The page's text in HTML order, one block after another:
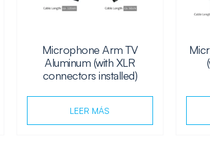
Microphone Arm TV
Aluminum (with XLR
connectors installed)
LEER MÁS